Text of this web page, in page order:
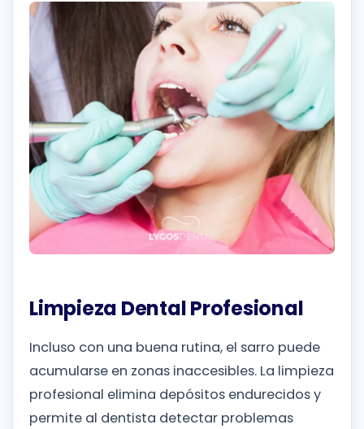
Limpieza Dental Profesional
Incluso con una buena rutina, el sarro puede
acumularse en zonas inaccesibles. La limpieza
profesional elimina depósitos endurecidos y
permite al dentista detectar problemas